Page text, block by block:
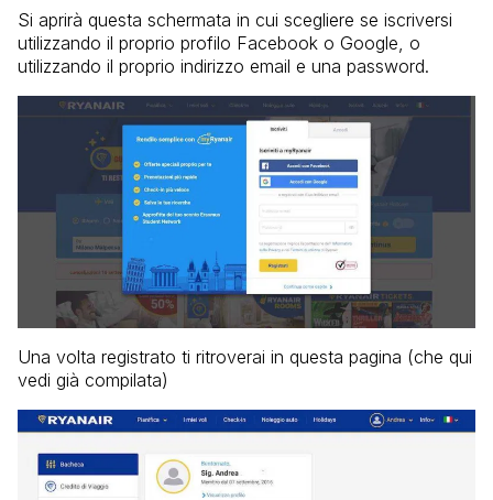
Si aprirà questa schermata in cui scegliere se iscriversi
utilizzando il proprio profilo Facebook o Google, o
utilizzando il proprio indirizzo email e una password.
Una volta registrato ti ritroverai in questa pagina (che qui
vedi già compilata)